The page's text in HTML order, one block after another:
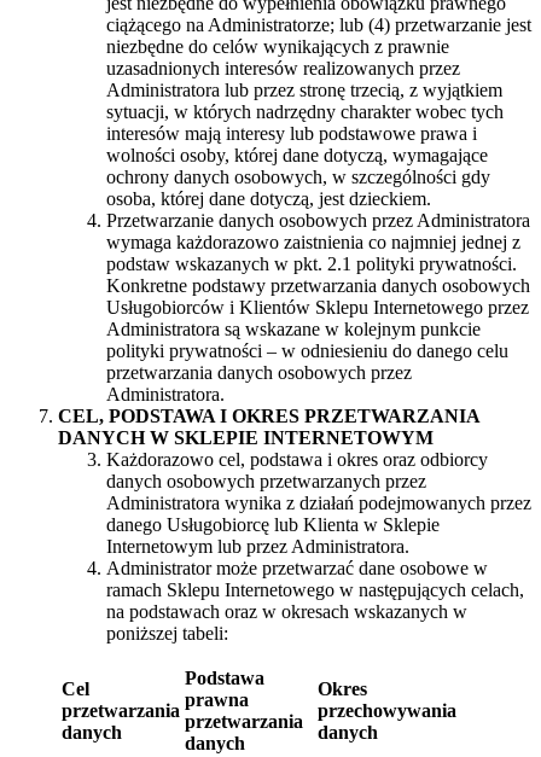
ciążącego na Administratorze; lub (4) przetwarzanie jest
niezbędne do celów wynikających z prawnie
uzasadnionych interesów realizowanych przez
Administratora lub przez stronę trzecią, z wyjątkiem
sytuacji, w których nadrzędny charakter wobec tych
interesów mają interesy lub podstawowe prawa i
wolności osoby, której dane dotyczą, wymagające
ochrony danych osobowych, w szczególności gdy
osoba, której dane dotyczą, jest dzieckiem.
Przetwarzanie danych osobowych przez Administratora
wymaga każdorazowo zaistnienia co najmniej jednej z
podstaw wskazanych w pkt. 2.1 polityki prywatności.
Konkretne podstawy przetwarzania danych osobowych
Usługobiorców i Klientów Sklepu Internetowego przez
Administratora są wskazane w kolejnym punkcie
polityki prywatności – w odniesieniu do danego celu
przetwarzania danych osobowych przez
Administratora.
CEL, PODSTAWA I OKRES PRZETWARZANIA
DANYCH W SKLEPIE INTERNETOWYM
Każdorazowo cel, podstawa i okres oraz odbiorcy
danych osobowych przetwarzanych przez
Administratora wynika z działań podejmowanych przez
danego Usługobiorcę lub Klienta w Sklepie
Internetowym lub przez Administratora.
Administrator może przetwarzać dane osobowe w
ramach Sklepu Internetowego w następujących celach,
na podstawach oraz w okresach wskazanych w
poniższej tabeli:
Cel
przetwarzania
danych
Podstawa
prawna
przetwarzania
danych
Okres
przechowywania
danych